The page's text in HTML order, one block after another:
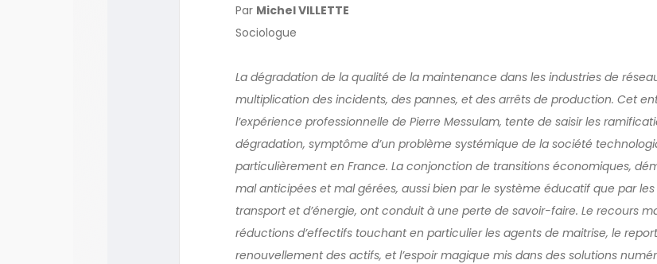
Par Michel VILLETTE
Sociologue
La dégradation de la qualité de la maintenance dans les industries de
multiplication des incidents, des pannes, et des arrêts de production. Cet
l’expérience professionnelle de Pierre Messulam, tente de saisir les
dégradation, symptôme d’un problème systémique de la société
particulièrement en France. La conjonction de transitions économiques,
mal anticipées et mal gérées, aussi bien par le système éducatif que par
transport et d’énergie, ont conduit à une perte de savoir-faire. Le recours
réductions d’effectifs touchant en particulier les agents de maitrise, le
renouvellement des actifs, et l’espoir magique mis dans des solutions